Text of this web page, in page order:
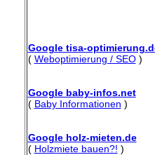
Google tisa-
( Weboptimierung / SEO)
Google baby-infos.net
( Baby Informationen )
Google holz-mieten.de
( Holzmiete bauen?! )